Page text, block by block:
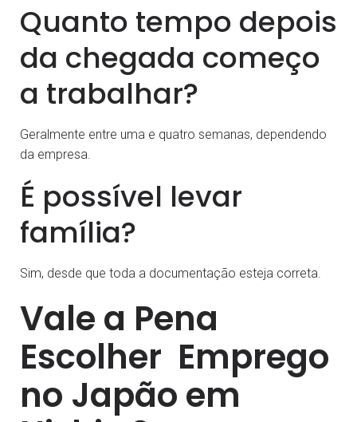
Quanto tempo depois
da chegada começo
a trabalhar?
Geralmente entre uma e quatro semanas, dependendo
da empresa.
É possível levar
família?
Sim, desde que toda a documentação esteja correta.
Vale a Pena
Escolher Emprego
no Japão em